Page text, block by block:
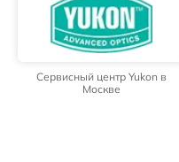
Сервисный центр Yukon в
Москве